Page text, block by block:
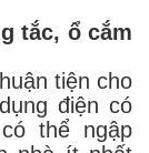
tắc, ổ cắm
tiện cho
điện có
thể ngập